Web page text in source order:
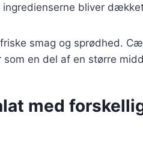
bliver
smag og sprødhed.
en del af en større
med